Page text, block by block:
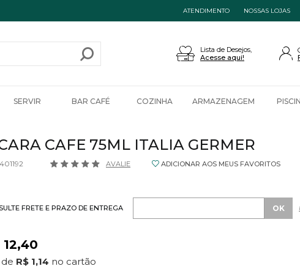
ATENDIMENTO NOSSAS LOJAS
Lista de Desejos,
Acesse aqui!
SERVIR BAR CAFÉ COZINHA ARMAZENAGEM
CAFE 75ML ITALIA GERMER
AVALIE ADICIONAR AOS MEUS FAVORITOS
FRETE E PRAZO DE ENTREGA
12,40
de R$ 1,14